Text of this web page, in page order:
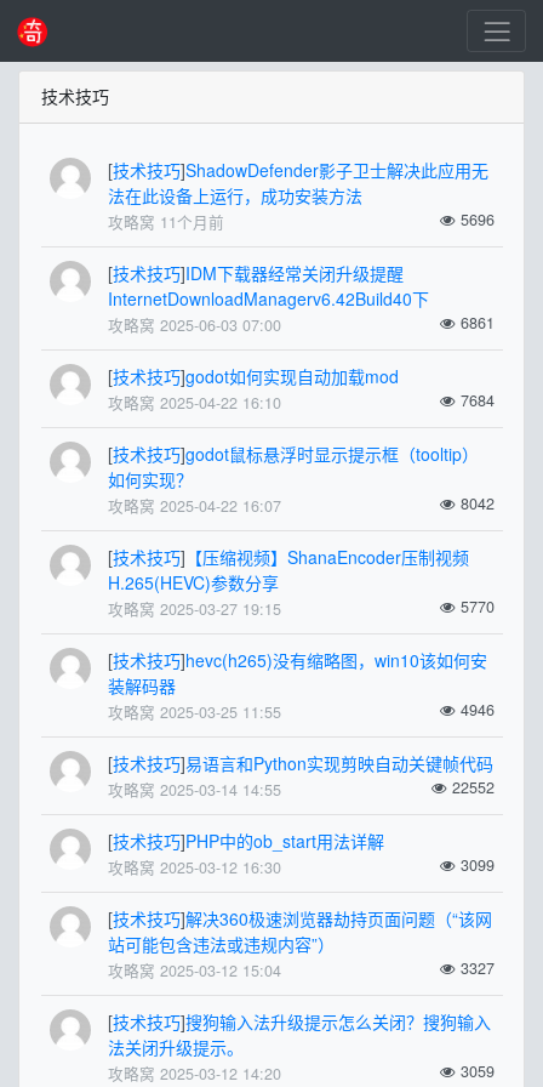
技术技巧
[技术技巧]ShadowDefender影子卫士解决此应用无
法在此设备上运行，成功安装方法
攻略窝 11个月前 5696
[技术技巧]IDM下载器经常关闭升级提醒
InternetDownloadManagerv6.42Build40下
攻略窝 2025-06-03 07:00 6861
[技术技巧]godot如何实现自动加载mod
攻略窝 2025-04-22 16:10 7684
[技术技巧]godot鼠标悬浮时显示提示框（tooltip）
如何实现？
攻略窝 2025-04-22 16:07 8042
[技术技巧] 【压缩视频】ShanaEncoder压制视频
H.265(HEVC)参数分享
攻略窝 2025-03-27 19:15 5770
[技术技巧]hevc(h265)没有缩略图，win10该如何安
装解码器
攻略窝 2025-03-25 11:55 4946
[技术技巧]易语言和Python实现剪映自动关键帧代码
攻略窝 2025-03-14 14:55 22552
[技术技巧]PHP中的ob_start用法详解
攻略窝 2025-03-12 16:30 3099
[技术技巧]解决360极速浏览器劫持页面问题（“该网
站可能包含违法或违规内容”）
攻略窝 2025-03-12 15:04 3327
[技术技巧]搜狗输入法升级提示怎么关闭？搜狗输入
法关闭升级提示。
攻略窝 2025-03-12 14:20 3059